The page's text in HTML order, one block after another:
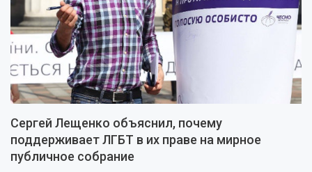
Сергей Лещенко объяснил, почему
поддерживает ЛГБТ в их праве на мирное
публичное собрание